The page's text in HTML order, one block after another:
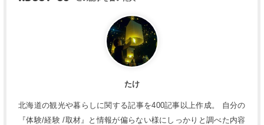
たけ
北海道の観光や暮らしに関する記事を400記事以上作成。 自分の
『体験/経験 /取材』と情報が偏らない様にしっかりと調べた内容